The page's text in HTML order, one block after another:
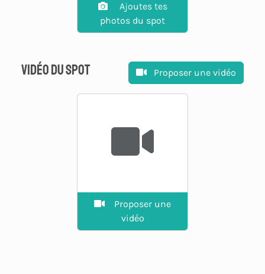
Ajoutes tes
photos du spot
Vidéo du spot Proposer une vidéo
Proposer une
vidéo